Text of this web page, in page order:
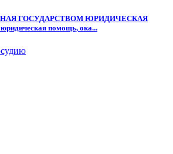
ГОСУДАРСТВОМ ЮРИДИЧЕСКАЯ
помощь, ока...